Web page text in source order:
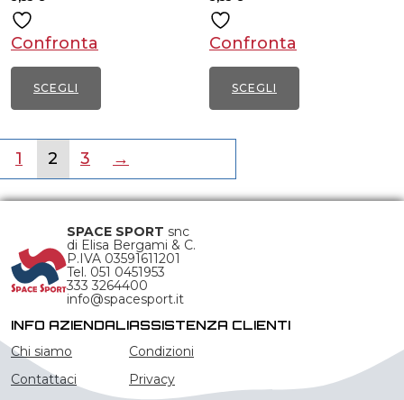
scelte
nella
pagina
del
scelte
nella
pagina
del
Confronta
SCEGLI
prodotto
ha
più
opzioni
possono
nella
pagina
Confronta
SCEGLI
prodotto
più
pagina
1 2 3 →
SPACE SPORT snc
di Elisa Bergami & C.
P.IVA 03591611201
Tel. 051 0451953
333 3264400
info@spacesport.it
INFO AZIENDALI
Chi siamo
Contattaci
ASSISTENZA CLIENTI
Condizioni
Privacy